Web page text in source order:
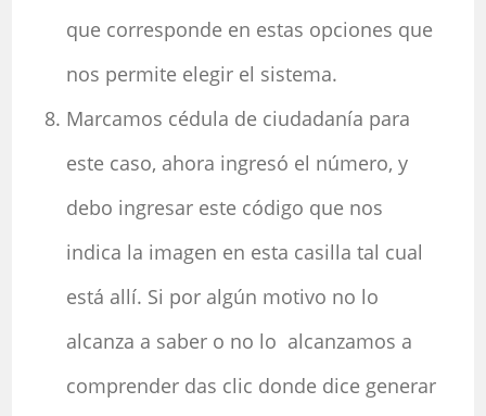
que corresponde en estas opciones que
nos permite elegir el sistema.
Marcamos cédula de ciudadanía para
este caso, ahora ingresó el número, y
debo ingresar este código que nos
indica la imagen en esta casilla tal cual
está allí. Si por algún motivo no lo
alcanza a saber o no lo alcanzamos a
comprender das clic donde dice generar